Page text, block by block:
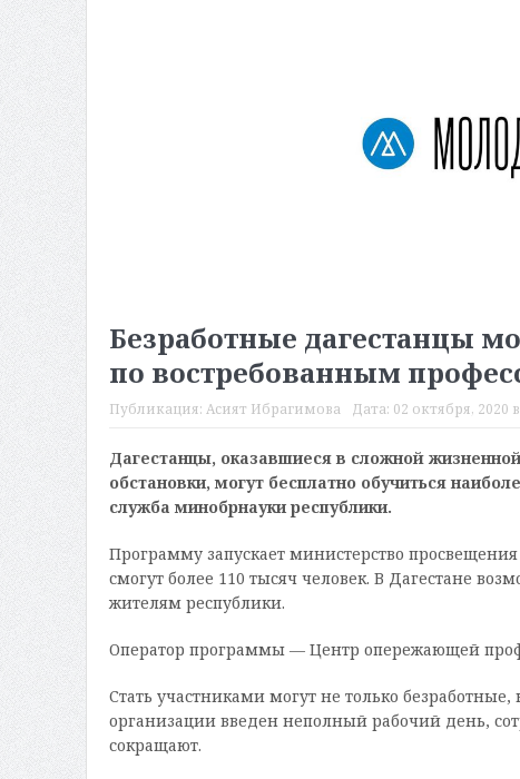
Безработные дагестанцы
по востребованным
Публикация: Асият Ибрагимова Дата: 02 октября, 2020
Дагестанцы, оказавшиеся в сложной
обстановки, могут бесплатно обучиться
служба минобрнауки республики.
Программу запускает министерство
смогут более 110 тысяч человек. В Дагестане
жителям республики.
Оператор программы — Центр опережающей
Стать участниками могут не только
организации введен неполный рабочий день,
сокращают.